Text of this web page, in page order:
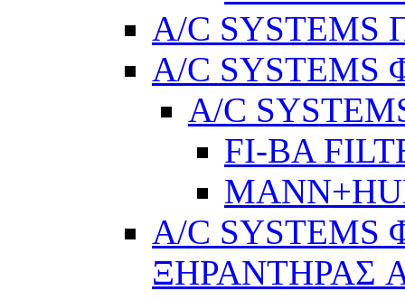
A/C SYSTEMS
A/C
A/C
FI-BA
A/C
ΞΗΡΑΝΤΗΡΑΣ